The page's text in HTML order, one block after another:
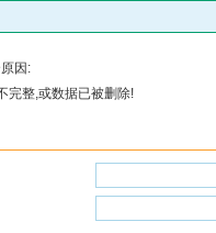
因:
完整,或数据已被删除!